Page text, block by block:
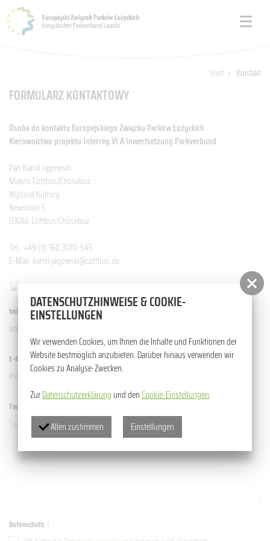
Start > Kontakt
FORMULARZ KONTAKTOWY
Osoba do kontaktu Europejskiego Związku Parków Łużyckich
Kierownictwo projektu Interreg VI A Inwertsetzung Parkverbund
Pan Kamil Jągowski
Miasto Cottbus/Chóśebuz
Wydział Kultury
Neumarkt 5
03046 Cottbus/Chóśebuz
Tel.: +49 (0) 160 3074-545
E-Mail: kamil.jagowski@cottbus.de
Imię i Nazwisko !
E-Mail !
Twoja wiadomość
Datenschutz !
DATENSCHUTZHINWEISE & COOKIE-
EINSTELLUNGEN
Wir verwenden Cookies, um Ihnen die Inhalte und Funktionen der
Website bestmöglich anzubieten. Darüber hinaus verwenden wir
Cookies zu Analyse-Zwecken.
ZurDatenschutzerklärung und denCookie-Einstellungen.
Allen zustimmen Einstellungen